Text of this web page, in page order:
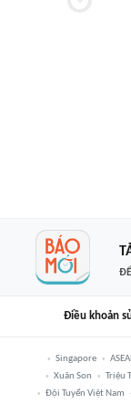
Điều khoản
Singapore
Xuân Son
Triệu
Đội Tuyển Việt Nam